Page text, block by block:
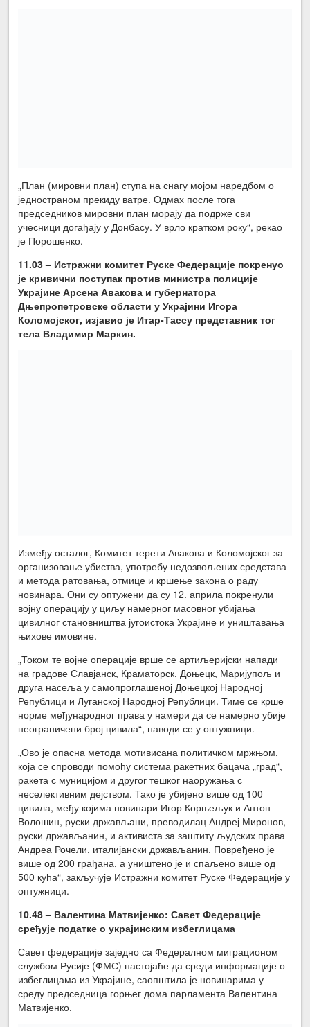
„План (мировни план) ступа на снагу мојом наредбом о
једностраном прекиду ватре. Одмах после тога
председников мировни план морају да подрже сви
учесници догађају у Донбасу. У врло кратком року“, рекао
је Порошенко.
11.03 – Истражни комитет Руске Федерације покренуо
је кривични поступак против министра полиције
Украјине Арсена Авакова и губернатора
Дњепропетровске области у Украјини Игора
Коломојског, изјавио је Итар-Тассу представник тог
тела Владимир Маркин.
Између осталог, Комитет терети Авакова и Коломојског за
организовање убиства, употребу недозвољених средстава
и метода ратовања, отмице и кршење закона о раду
новинара. Они су оптужени да су 12. априла покренули
војну операцију у циљу намерног масовног убијања
цивилног становништва југоистока Украјине и уништавања
њихове имовине.
„Током те војне операције врше се артиљеријски напади
на градове Славјанск, Краматорск, Доњецк, Маријупољ и
друга насеља у самопроглашеној Доњецкој Народној
Републици и Луганској Народној Републици. Тиме се крше
норме међународног права у намери да се намерно убије
неограничени број цивила“, наводи се у оптужници.
„Ово је опасна метода мотивисана политичком мржњом,
која се спроводи помоћу система ракетних бацача „град“,
ракета с муницијом и другог тешког наоружања с
неселективним дејством. Тако је убијено више од 100
цивила, међу којима новинари Игор Корњељук и Антон
Волошин, руски држављани, преводилац Андреј Миронов,
руски држављанин, и активиста за заштиту људских права
Андреа Рочели, италијански држављанин. Повређено је
више од 200 грађана, а уништено је и спаљено више од
500 кућа“, закључује Истражни комитет Руске Федерације у
оптужници.
10.48 – Валентина Матвијенко: СаветФедерације
сређује податке о украјинским избеглицама
Савет федерације заједно са Федералном миграционом
службом Русије (ФМС) настојаће да среди информације о
избеглицама из Украјине, саопштила је новинарима у
среду председница горњег дома парламента Валентина
Матвијенко.